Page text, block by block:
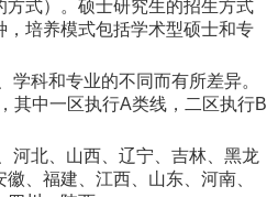
方式）。硕士研究生的招生方式
培养模式包括学术型硕士和专
学科和专业的不同而有所差异。
其中一区执行A类线，二区执行B
河北、山西、辽宁、吉林、黑龙
、福建、江西、山东、河南、